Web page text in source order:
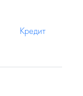
Кредит